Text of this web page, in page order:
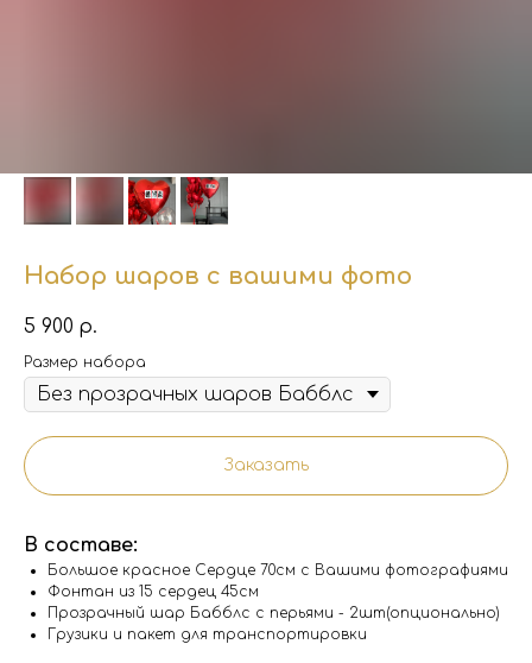
Набор шаров с вашими фото
5 900 р.
Размер набора
Заказать
В составе:
Большое красное Сердце 70см с Вашими фотографиями
Фонтан из 15 сердец 45см
Прозрачный шар Бабблс с перьями - 2шт(опционально)
Грузики и пакет для транспортировки